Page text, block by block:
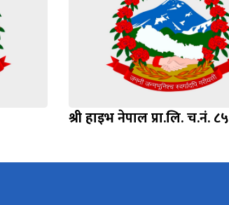
श्री हाइभ नेपाल प्रा.लि. च.नं. ८५